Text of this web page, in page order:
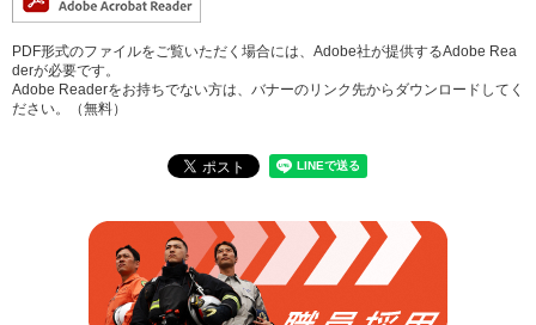
PDF形式のファイルをご覧いただく場合には、Adobe社が提供するAdobe Rea
derが必要です。
Adobe Readerをお持ちでない方は、バナーのリンク先からダウンロードしてく
ださい。（無料）